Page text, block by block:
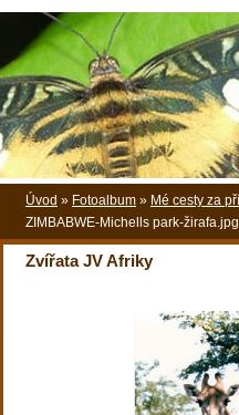
Úvod » Fotoalbum » Mé cesty za
ZIMBABWE-Michells park-žirafa.jpg
Zvířata JV Afriky